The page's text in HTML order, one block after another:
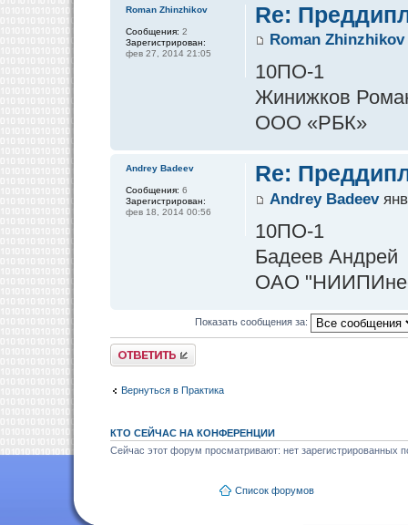
Re:
Roman Zhinzhikov
10ПО-1
Жинижков
ООО «РБК»
Roman Zhinzhikov
Сообщения: 2
Зарегистрирован:
фев 27, 2014 21:05
Re:
Andrey Badeev
10ПО-1
Бадеев Андрей
ОАО
Andrey Badeev
Сообщения: 6
Зарегистрирован:
фев 18, 2014 00:56
Показать сообщения за:
Ответить
Вернуться в Практика
КТО СЕЙЧАС НА КОНФЕРЕНЦИИ
Сейчас этот форум просматривают: нет зарегистрированных
Список форумов